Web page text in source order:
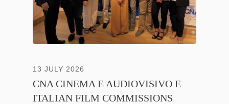
13 JULY 2026
CNA CINEMA E AUDIOVISIVO E
ITALIAN FILM COMMISSIONS